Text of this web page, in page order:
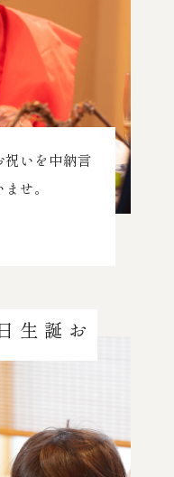
祝いを中納言
せ。